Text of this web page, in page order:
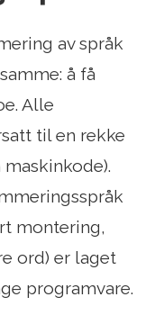
av språk
å få
Alle
til en rekke
montering,
ord) er laget
programvare.